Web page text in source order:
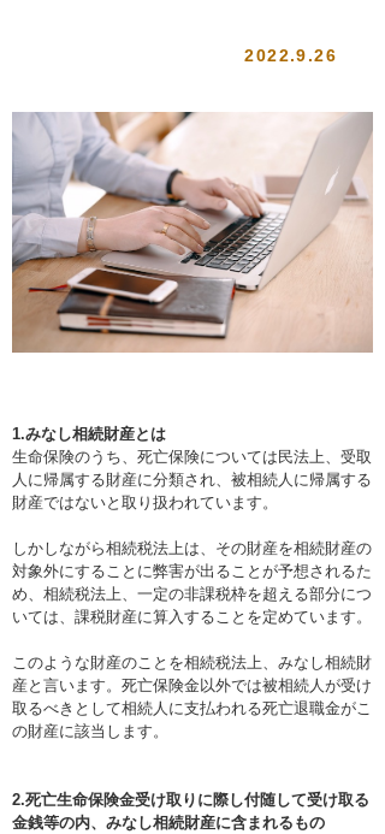
2022.9.26
1.みなし相続財産とは
生命保険のうち、死亡保険については民法上、受取
人に帰属する財産に分類され、被相続人に帰属する
財産ではないと取り扱われています。
しかしながら相続税法上は、その財産を相続財産の
対象外にすることに弊害が出ることが予想されるた
め、相続税法上、一定の非課税枠を超える部分につ
いては、課税財産に算入することを定めています。
このような財産のことを相続税法上、みなし相続財
産と言います。死亡保険金以外では被相続人が受け
取るべきとして相続人に支払われる死亡退職金がこ
の財産に該当します。
2.死亡生命保険金受け取りに際し付随して受け取る
金銭等の内、みなし相続財産に含まれるもの